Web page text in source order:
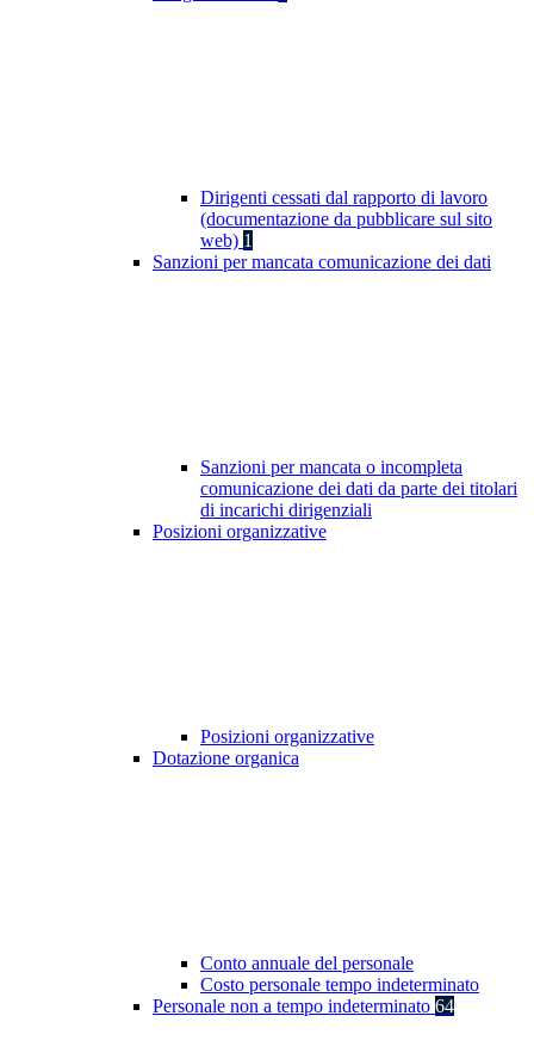
Dirigenti cessati dal rapporto di lavoro
(documentazione da pubblicare sul sito
web) 1
Sanzioni per mancata comunicazione dei dati
Sanzioni per mancata o incompleta
comunicazione dei dati da parte dei titolari
di incarichi dirigenziali
Posizioni organizzative
Posizioni organizzative
Dotazione organica
Conto annuale del personale
Costo personale tempo indeterminato
Personale non a tempo indeterminato 64